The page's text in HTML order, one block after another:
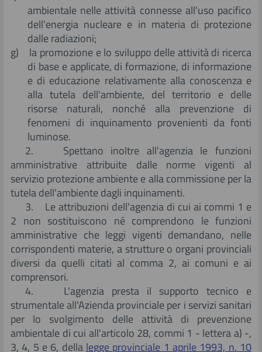
ambientale nelle attività connesse all'uso pacifico
dell'energia nucleare e in materia di protezione
dalle radiazioni;
g) la promozione e lo sviluppo delle attività di ricerca
di base e applicate, di formazione, di informazione
e di educazione relativamente alla conoscenza e
alla tutela dell'ambiente, del territorio e delle
risorse naturali, nonché alla prevenzione di
fenomeni di inquinamento provenienti da fonti
luminose.
2. Spettano inoltre all'agenzia le funzioni
amministrative attribuite dalle norme vigenti al
servizio protezione ambiente e alla commissione per la
tutela dell'ambiente dagli inquinamenti.
3. Le attribuzioni dell'agenzia di cui ai commi 1 e
2 non sostituiscono né comprendono le funzioni
amministrative che leggi vigenti demandano, nelle
corrispondenti materie, a strutture o organi provinciali
diversi da quelli citati al comma 2, ai comuni e ai
comprensori.
4. L'agenzia presta il supporto tecnico e
strumentale all'Azienda provinciale per i servizi sanitari
per lo svolgimento delle attività di prevenzione
ambientale di cui all'articolo 28, commi 1 - lettera a) -,
3, 4, 5 e 6, della legge provinciale 1 aprile 1993, n. 10